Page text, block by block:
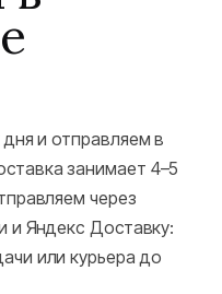
и отправляем в
занимает 4–5
через
и Яндекс Доставку:
или курьера до